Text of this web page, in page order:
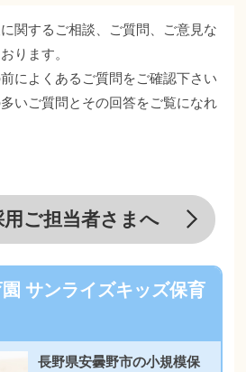
関するご相談、ご質問、ご意見な
ります。
によくあるご質問をご確認下さい
いご質問とその回答をご覧になれ
ご担当者さまへ
サンライズキッズ保育
長野県安曇野市の小規模保